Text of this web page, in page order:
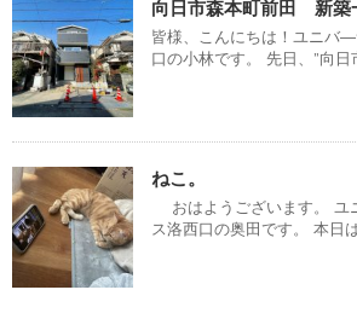
向日市森本町前田 新築
皆様、こんにちは！ユニバ
口の小林です。 先日、”向日
ねこ。
おはようございます。 ユ
ス洛西口の奥田です。 本日